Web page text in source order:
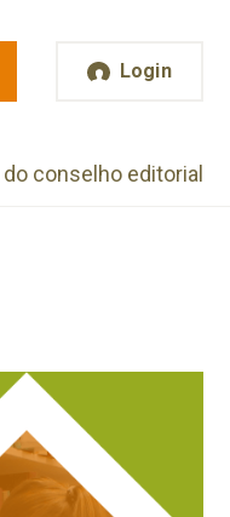
Login
conselho editorial